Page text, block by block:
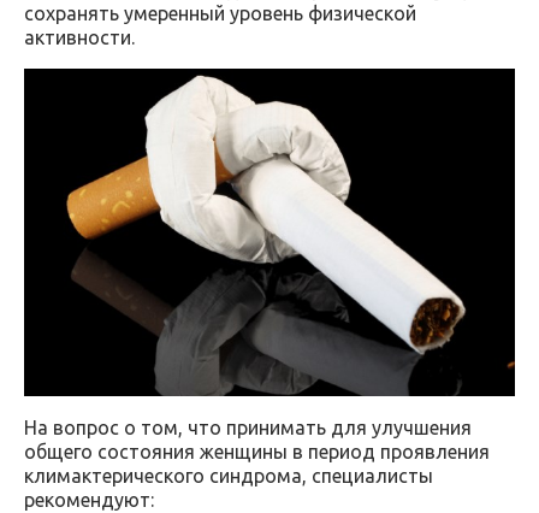
сохранять умеренный уровень физической
активности.
На вопрос о том, что принимать для улучшения
общего состояния женщины в период проявления
климактерического синдрома, специалисты
рекомендуют: